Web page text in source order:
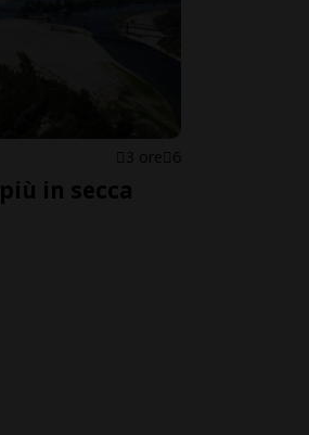
3 ore 6
in secca